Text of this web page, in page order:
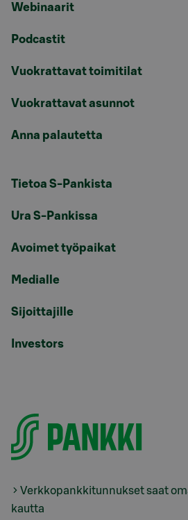
Webinaarit
Podcastit
Vuokrattavat toimitilat
Vuokrattavat asunnot
Anna palautetta
Tietoa S-Pankista
Ura S-Pankissa
Avoimet työpaikat
Medialle
Sijoittajille
Investors
Verkkopankkitunnukset saat
kautta